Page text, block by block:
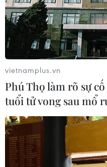
vietnamplus.vn
Phú Thọ làm rõ sự
tuổi tử vong sau mổ